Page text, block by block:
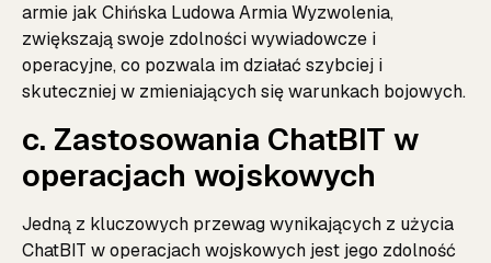
armie jak Chińska Ludowa Armia Wyzwolenia,
zwiększają swoje zdolności wywiadowcze i
operacyjne, co pozwala im działać szybciej i
skuteczniej w zmieniających się warunkach bojowych.
c. Zastosowania ChatBIT w
operacjach wojskowych
Jedną z kluczowych przewag wynikających z użycia
ChatBIT w operacjach wojskowych jest jego zdolność